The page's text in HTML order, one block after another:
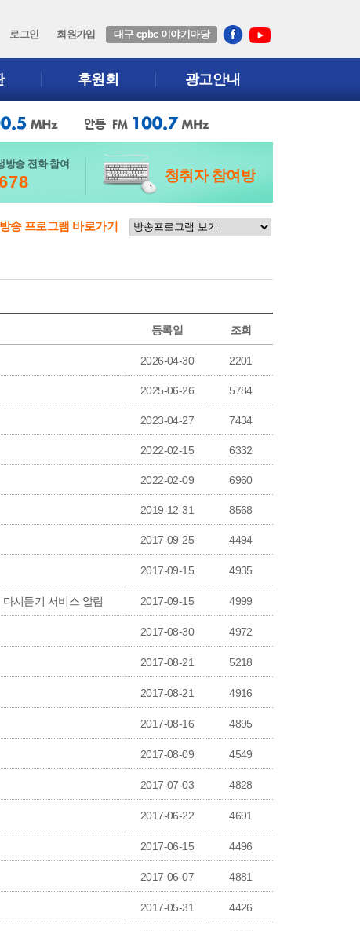
로그인 회원가입 대구 cpbc 이야기마당
후원회 광고안내
방송 전화 참여
청취자 참여방
송 프로그램 바로가기
등록일 조회
2026-04-30 2201
2025-06-26 5784
2023-04-27 7434
2022-02-15 6332
2022-02-09 6960
2019-12-31 8568
2017-09-25 4494
2017-09-15 4935
시듣기 서비스 알림 2017-09-15 4999
2017-08-30 4972
2017-08-21 5218
2017-08-21 4916
2017-08-16 4895
2017-08-09 4549
2017-07-03 4828
2017-06-22 4691
2017-06-15 4496
2017-06-07 4881
2017-05-31 4426